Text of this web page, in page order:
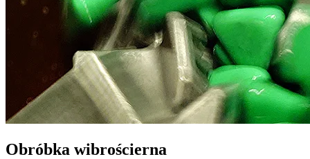
Obróbka wibrościerna